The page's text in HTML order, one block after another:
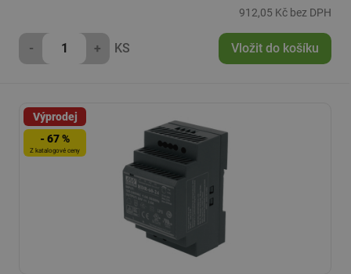
912,05 Kč bez DPH
- + KS Vložit do košíku
Výprodej
- 67 %
Z katalogové ceny